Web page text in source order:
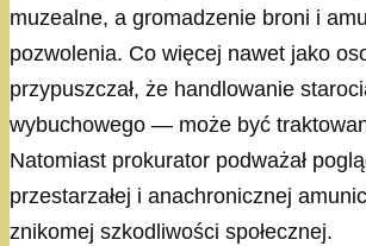
muzealne, a gromadzenie broni i
pozwolenia. Co więcej nawet jako
przypuszczał, że handlowanie
wybuchowego — może być
Natomiast prokurator podważał
przestarzałej i anachronicznej
znikomej szkodliwości społecznej.